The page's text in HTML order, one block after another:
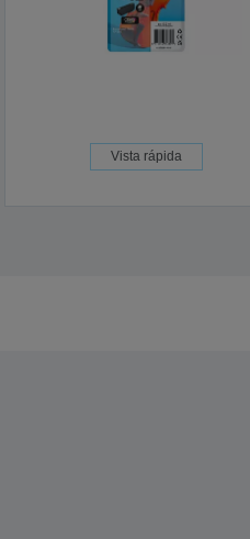
Vista rápida